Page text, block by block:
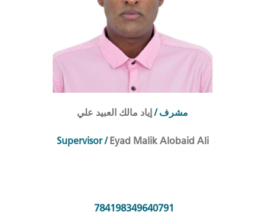
مشرف/إياد مالك العبيد علي
Supervisor /Eyad Malik Alobaid Ali
784198349640791